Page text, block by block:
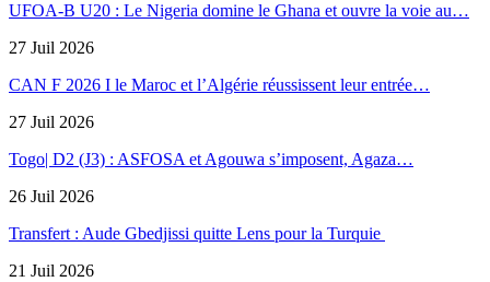
UFOA-B U20 : Le Nigeria domine le Ghana et ouvre la voie au…
27 Juil 2026
CAN F 2026 I le Maroc et l’Algérie réussissent leur entrée…
27 Juil 2026
Togo| D2 (J3) : ASFOSA et Agouwa s’imposent, Agaza…
26 Juil 2026
Transfert : Aude Gbedjissi quitte Lens pour la Turquie
21 Juil 2026